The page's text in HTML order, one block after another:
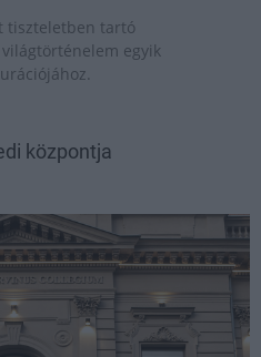
tiszteletben tartó
egyik
központja